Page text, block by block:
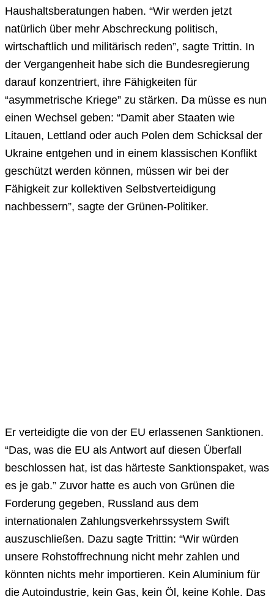
Haushaltsberatungen haben. “Wir werden jetzt
natürlich über mehr Abschreckung politisch,
wirtschaftlich und militärisch reden”, sagte Trittin. In
der Vergangenheit habe sich die Bundesregierung
darauf konzentriert, ihre Fähigkeiten für
“asymmetrische Kriege” zu stärken. Da müsse es nun
einen Wechsel geben: “Damit aber Staaten wie
Litauen, Lettland oder auch Polen dem Schicksal der
Ukraine entgehen und in einem klassischen Konflikt
geschützt werden können, müssen wir bei der
Fähigkeit zur kollektiven Selbstverteidigung
nachbessern”, sagte der Grünen-Politiker.
Er verteidigte die von der EU erlassenen Sanktionen.
“Das, was die EU als Antwort auf diesen Überfall
beschlossen hat, ist das härteste Sanktionspaket, was
es je gab.” Zuvor hatte es auch von Grünen die
Forderung gegeben, Russland aus dem
internationalen Zahlungsverkehrssystem Swift
auszuschließen. Dazu sagte Trittin: “Wir würden
unsere Rohstoffrechnung nicht mehr zahlen und
könnten nichts mehr importieren. Kein Aluminium für
die Autoindustrie, kein Gas, kein Öl, keine Kohle. Das